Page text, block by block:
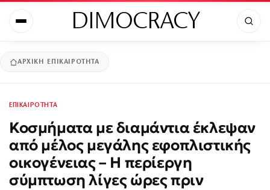
DIMOCRACY
ΑΡΧΙΚΉ ΕΠΙΚΑΙΡΟΤΗΤΑ
ΕΠΙΚΑΙΡΟΤΗΤΑ
Κοσμήματα με διαμάντια έκλεψαν
από μέλος μεγάλης εφοπλιστικής
οικογένειας – Η περίεργη
σύμπτωση λίγες ώρες πριν